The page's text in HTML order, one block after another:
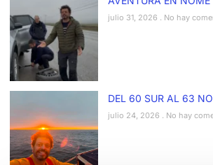
julio 31, 2026 No hay
DEL 60 SUR AL 63
julio 24, 2026 No hay